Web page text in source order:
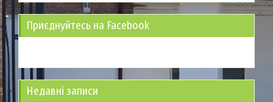
Приєднуйтесь на Facebook
Недавні записи